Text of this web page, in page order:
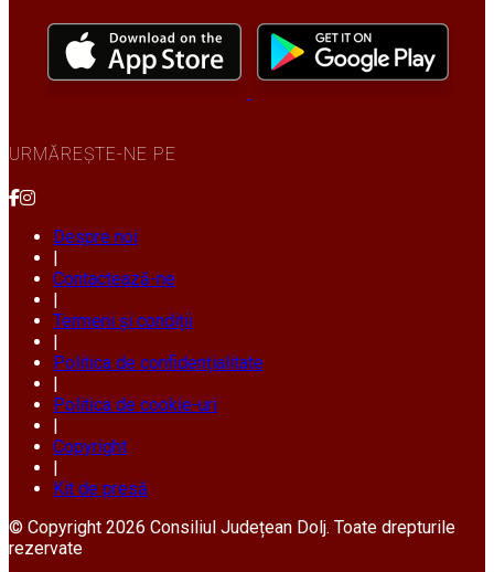
URMĂREȘTE-NE PE
Despre noi
Contactează-ne
Termeni și condiții
Politica de confidențialitate
Politica de cookie-uri
Copyright
Kit de presă
© Copyright 2026 Consiliul Județean Dolj. Toate drepturile
rezervate